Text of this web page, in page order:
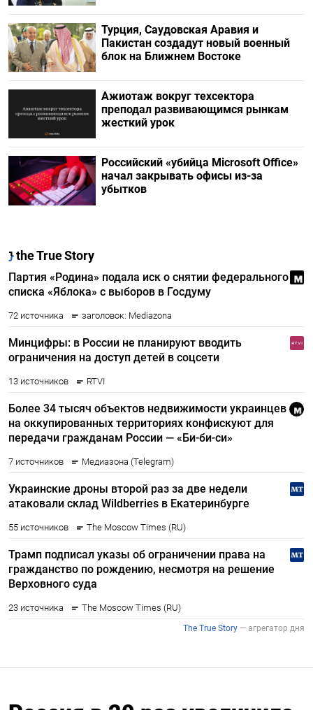
Турция, Саудовская Аравия и
Пакистан создадут новый военный
блок на Ближнем Востоке
Ажиотаж вокруг техсектора
преподал развивающимся рынкам
жесткий урок
Российский «убийца Microsoft Office»
начал закрывать офисы из-за
убытков